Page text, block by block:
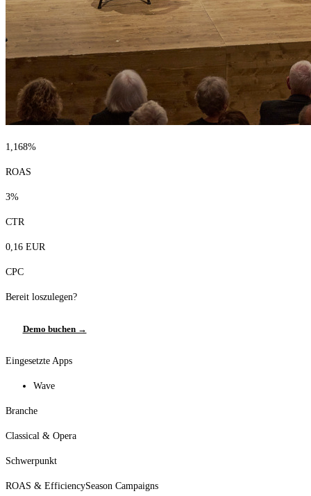
Interne Teams
Live Entertainment
Künstleragenturen
Performing Arts
Recruiting & Employer Branding
Newsletter
1,168%
ROAS
3%
CTR
0,16 EUR
CPC
Bereit loszulegen?
Demo buchen →
Eingesetzte Apps
Wave
Branche
Classical & Opera
Schwerpunkt
ROAS & EfficiencySeason Campaigns